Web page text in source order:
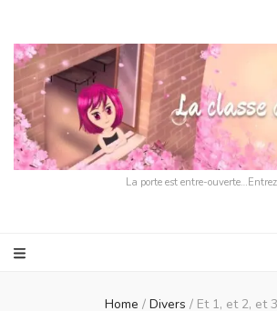
La porte est entre-
Home / Divers / Et 1, et 2, et